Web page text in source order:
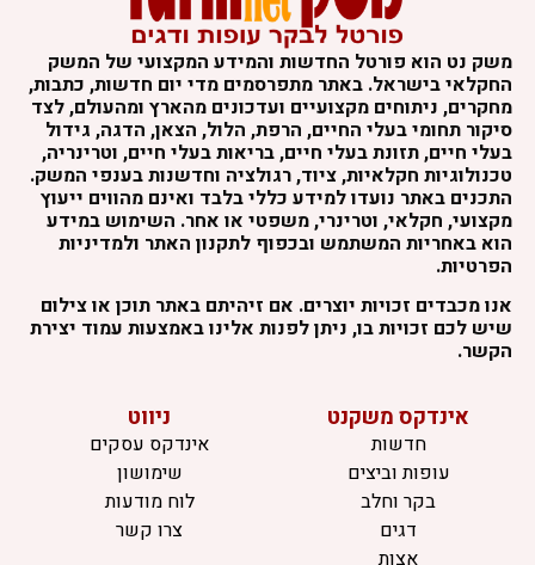
משק נט הוא פורטל החדשות והמידע המקצועי של המשק
החקלאי בישראל. באתר מתפרסמים מדי יום חדשות, כתבות,
מחקרים, ניתוחים מקצועיים ועדכונים מהארץ ומהעולם, לצד
סיקור תחומי בעלי החיים, הרפת, הלול, הצאן, הדגה, גידול
בעלי חיים, תזונת בעלי חיים, בריאות בעלי חיים, וטרינריה,
טכנולוגיות חקלאיות, ציוד, רגולציה וחדשנות בענפי המשק.
התכנים באתר נועדו למידע כללי בלבד ואינם מהווים ייעוץ
מקצועי, חקלאי, וטרינרי, משפטי או אחר. השימוש במידע
הוא באחריות המשתמש ובכפוף לתקנון האתר ולמדיניות
הפרטיות.
אנו מכבדים זכויות יוצרים. אם זיהיתם באתר תוכן או צילום
שיש לכם זכויות בו, ניתן לפנות אלינו באמצעות עמוד יצירת
הקשר.
אינדקס משקנט
חדשות
עופות וביצים
בקר וחלב
דגים
אצות
ניווט
אינדקס עסקים
שימושון
לוח מודעות
צרו קשר